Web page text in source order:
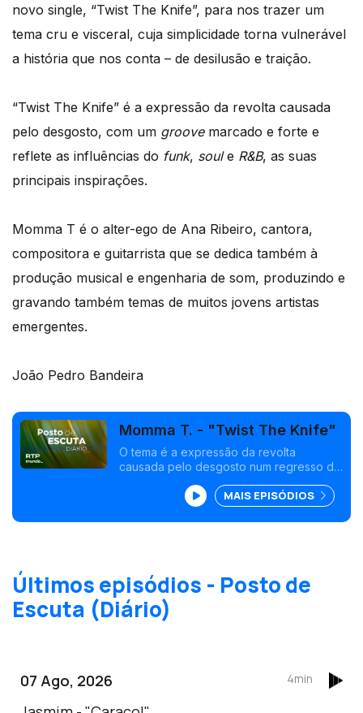
novo single, “Twist The Knife”, para nos trazer um
tema cru e visceral, cuja simplicidade torna vulnerável
a história que nos conta – de desilusão e traição.
“Twist The Knife” é a expressão da revolta causada
pelo desgosto, com um groovemarcado e forte e
reflete as influências do funk, soule R&B, as suas
principais inspirações.
Momma T é o alter-ego de Ana Ribeiro, cantora,
compositora e guitarrista que se dedica também à
produção musical e engenharia de som, produzindo e
gravando também temas de muitos jovens artistas
emergentes.
João Pedro Bandeira
Momma T. - "Twist The Knife"
O tema é a expressão da revolta
causada pelo desgosto num regresso da
MAIS EPISÓDIOS
Últimos episódios - Posto de
Escuta (Diário)
07 Ago, 2026
4min